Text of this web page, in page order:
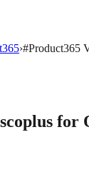
›#Product365
for